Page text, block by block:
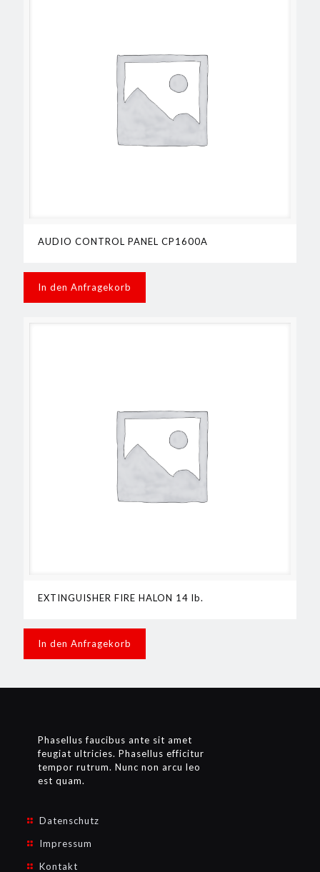
AUDIO CONTROL PANEL CP1600A
In den Anfragekorb
EXTINGUISHER FIRE HALON 14 lb.
In den Anfragekorb
Phasellus faucibus ante sit amet
feugiat ultricies. Phasellus efficitur
tempor rutrum. Nunc non arcu leo
est quam.
Datenschutz
Impressum
Kontakt